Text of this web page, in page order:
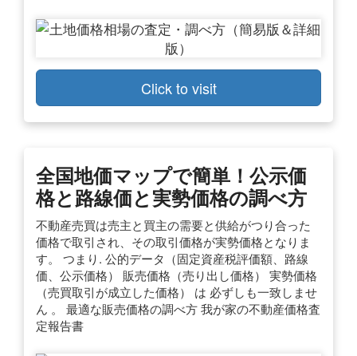
Click to visit
全国地価マップで簡単！公示価
格と路線価と実勢価格の調べ方
不動産売買は売主と買主の需要と供給がつり合った
価格で取引され、その取引価格が実勢価格となりま
す。 つまり. 公的データ（固定資産税評価額、路線
価、公示価格） 販売価格（売り出し価格） 実勢価格
（売買取引が成立した価格） は 必ずしも一致しませ
ん 。 最適な販売価格の調べ方 我が家の不動産価格査
定報告書